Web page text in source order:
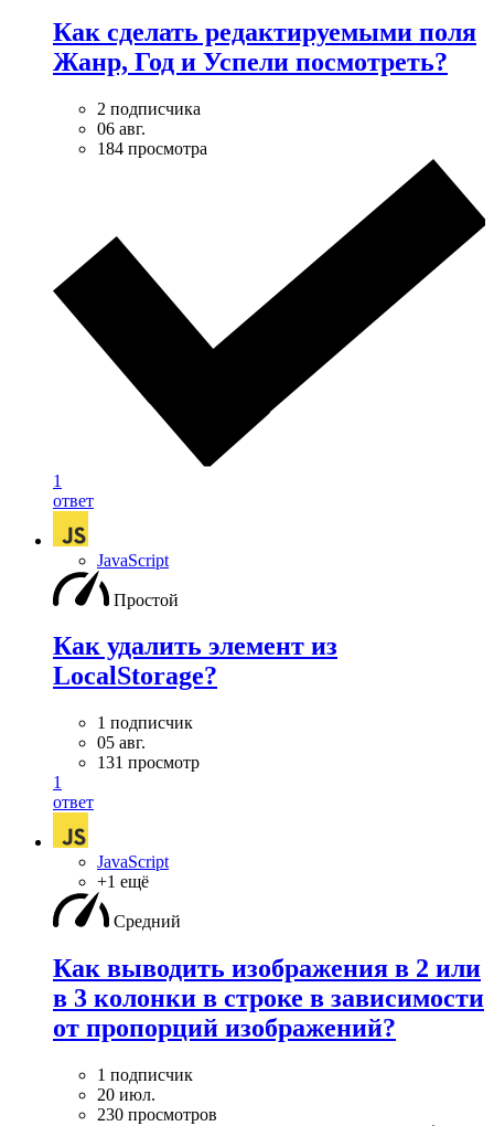
Как сделать редактируемыми поля
Жанр, Год и Успели посмотреть?
2 подписчика
06 авг.
184 просмотра
1
ответ
JavaScript
Простой
Как удалить элемент из
LocalStorage?
1 подписчик
05 авг.
131 просмотр
1
ответ
JavaScript
+1 ещё
Средний
Как выводить изображения в 2 или
в 3 колонки в строке в зависимости
от пропорций изображений?
1 подписчик
20 июл.
230 просмотров